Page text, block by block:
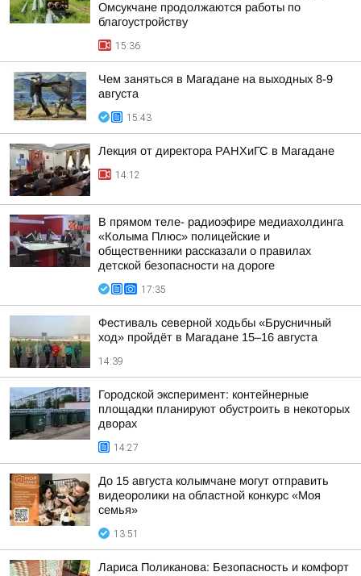
Омсукчане продолжаются работы по
благоустройству
15:36
Чем заняться в Магадане на выходных 8-9
августа
15:43
Лекция от директора РАНХиГС в Магадане
14:12
В прямом теле- радиоэфире медиахолдинга
«Колыма Плюс» полицейские и
общественники рассказали о правилах
детской безопасности на дороге
17:35
Фестиваль северной ходьбы «Брусничный
ход» пройдёт в Магадане 15–16 августа
14:39
Городской эксперимент: контейнерные
площадки планируют обустроить в некоторых
дворах
14:27
До 15 августа колымчане могут отправить
видеоролики на областной конкурс «Моя
семья»
13:51
Лариса Поликанова: Безопасность и комфорт